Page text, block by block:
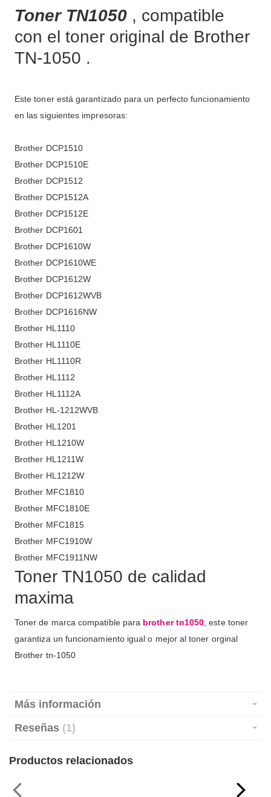
Toner TN1050 , compatible
con el toner original de Brother
TN-1050 .
Este toner está garantizado para un perfecto funcionamiento
en las siguientes impresoras:
Brother DCP1510
Brother DCP1510E
Brother DCP1512
Brother DCP1512A
Brother DCP1512E
Brother DCP1601
Brother DCP1610W
Brother DCP1610WE
Brother DCP1612W
Brother DCP1612WVB
Brother DCP1616NW
Brother HL1110
Brother HL1110E
Brother HL1110R
Brother HL1112
Brother HL1112A
Brother HL-1212WVB
Brother HL1201
Brother HL1210W
Brother HL1211W
Brother HL1212W
Brother MFC1810
Brother MFC1810E
Brother MFC1815
Brother MFC1910W
Brother MFC1911NW
Toner TN1050 de calidad
maxima
Toner de marca compatible para brother tn1050 , este toner
garantiza un funcionamiento igual o mejor al toner orginal
Brother tn-1050
Más información
Reseñas 1
Productos relacionados